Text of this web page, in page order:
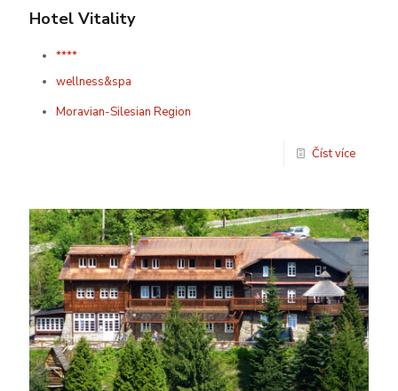
Hotel Vitality
****
wellness&spa
Moravian-Silesian Region
Číst více